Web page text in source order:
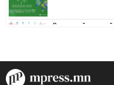
Сонгуулийн
аймагт үргэлжилж